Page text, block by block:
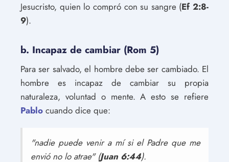
Jesucristo, quien lo compró con su sangre (Ef 2:8-
9).
b. Incapaz de cambiar (Rom 5)
Para ser salvado, el hombre debe ser cambiado. El
hombre es incapaz de cambiar su propia
naturaleza, voluntad o mente. A esto se refiere
Pablo cuando dice que:
"nadie puede venir a mí si el Padre que me
envió no lo atrae" (Juan 6:44).